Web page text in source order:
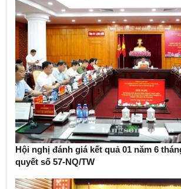
Hội nghị đánh giá kết quả 01 năm 6
quyết số 57-NQ/TW